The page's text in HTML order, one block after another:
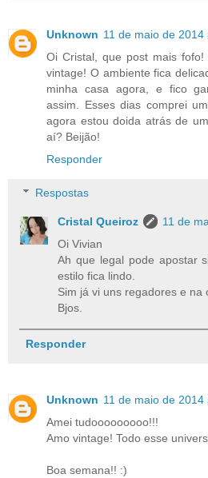
Unknown 11 de maio de 2014
Oi Cristal, que post mais
vintage! O ambiente fica
minha casa agora, e fico
assim. Esses dias comprei
agora estou doida atrás de
aí? Beijão!
Responder
Respostas
Cristal Queiroz
11 de
Oi Vivian
Ah que legal pode apostar
estilo fica lindo.
Sim já vi uns regadores e na
Bjos.
Responder
Unknown 11 de maio de 2014
Amei tudooooooooo!!!
Amo vintage! Todo esse
Boa semana!! :)